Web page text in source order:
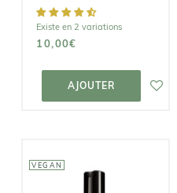
Existe en 2 variations
10,00€
AJOUTER
AJOUTER AU
PANIER
VEGAN